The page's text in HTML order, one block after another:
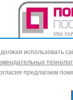
использовать
предлагаем